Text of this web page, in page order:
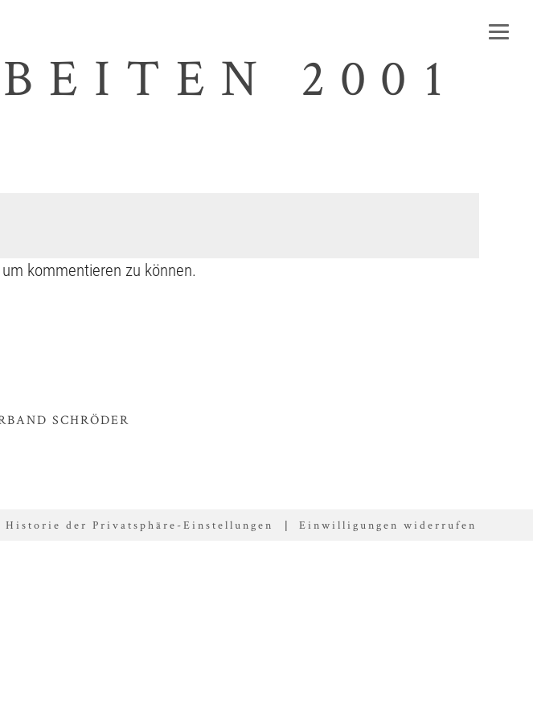
2001
um kommentieren zu können.
SCHRÖDER
Historie der Privatsphäre-Einstellungen | Einwilligungen widerrufen